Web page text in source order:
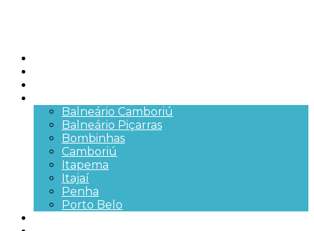
Balneário Camboriú
Balneário Piçarras
Bombinhas
Camboriú
Itapema
Itajaí
Penha
Porto Belo